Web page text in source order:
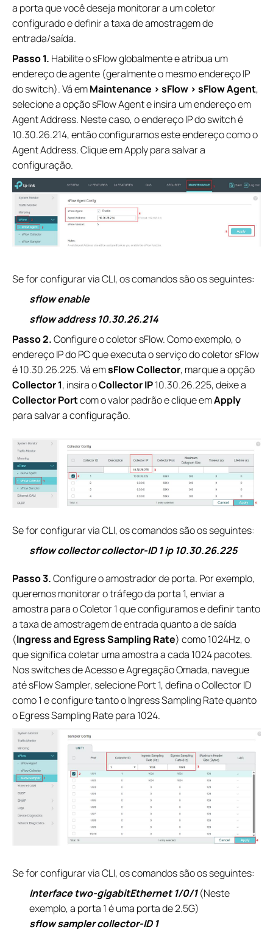
a porta que você deseja monitorar a um coletor
configurado e definir a taxa de amostragem de
entrada/saída.
Passo 1. Habilite o sFlow globalmente e atribua um
endereço de agente (geralmente o mesmo endereço IP
do switch). Vá emMaintenance > sFlow > sFlow Agent,
selecione a opção sFlow Agent e insira um endereço em
Agent Address. Neste caso, o endereço IP do switch é
10.30.26.214, então configuramos este endereço como o
Agent Address. Clique em Apply para salvar a
configuração.
Se for configurar via CLI, os comandos são os seguintes:
sflow enable
sflow address 10.30.26.214
Passo 2.Configure o coletor sFlow. Como exemplo, o
endereço IP do PC que executa o serviço do coletor sFlow
é 10.30.26.225. Vá emsFlow Collector, marque a opção
Collector 1, insira oCollector IP10.30.26.225, deixe a
Collector Portcom o valor padrão e clique emApply
para salvar a configuração.
Se for configurar via CLI, os comandos são os seguintes:
sflow collector collector-ID 1 ip 10.30.26.225
Passo 3.Configure o amostrador de porta. Por exemplo,
queremos monitorar o tráfego da porta 1, enviar a
amostra para o Coletor 1 que configuramos e definir tanto
a taxa de amostragem de entrada quanto a de saída
(Ingress and Egress Sampling Rate) como 1024Hz, o
que significa coletar uma amostra a cada 1024 pacotes.
Nos switches de Acesso e Agregação Omada, navegue
até sFlow Sampler, selecione Port 1, defina o Collector ID
como 1 e configure tanto o Ingress Sampling Rate quanto
o Egress Sampling Rate para 1024.
Se for configurar via CLI, os comandos são os seguintes:
Interface two-gigabitEthernet 1/0/1(Neste
exemplo, a porta 1 é uma porta de 2.5G)
sflow sampler collector-ID 1